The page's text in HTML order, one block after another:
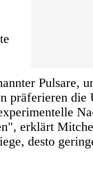
Pulsare,
präferieren die
erklärt
desto